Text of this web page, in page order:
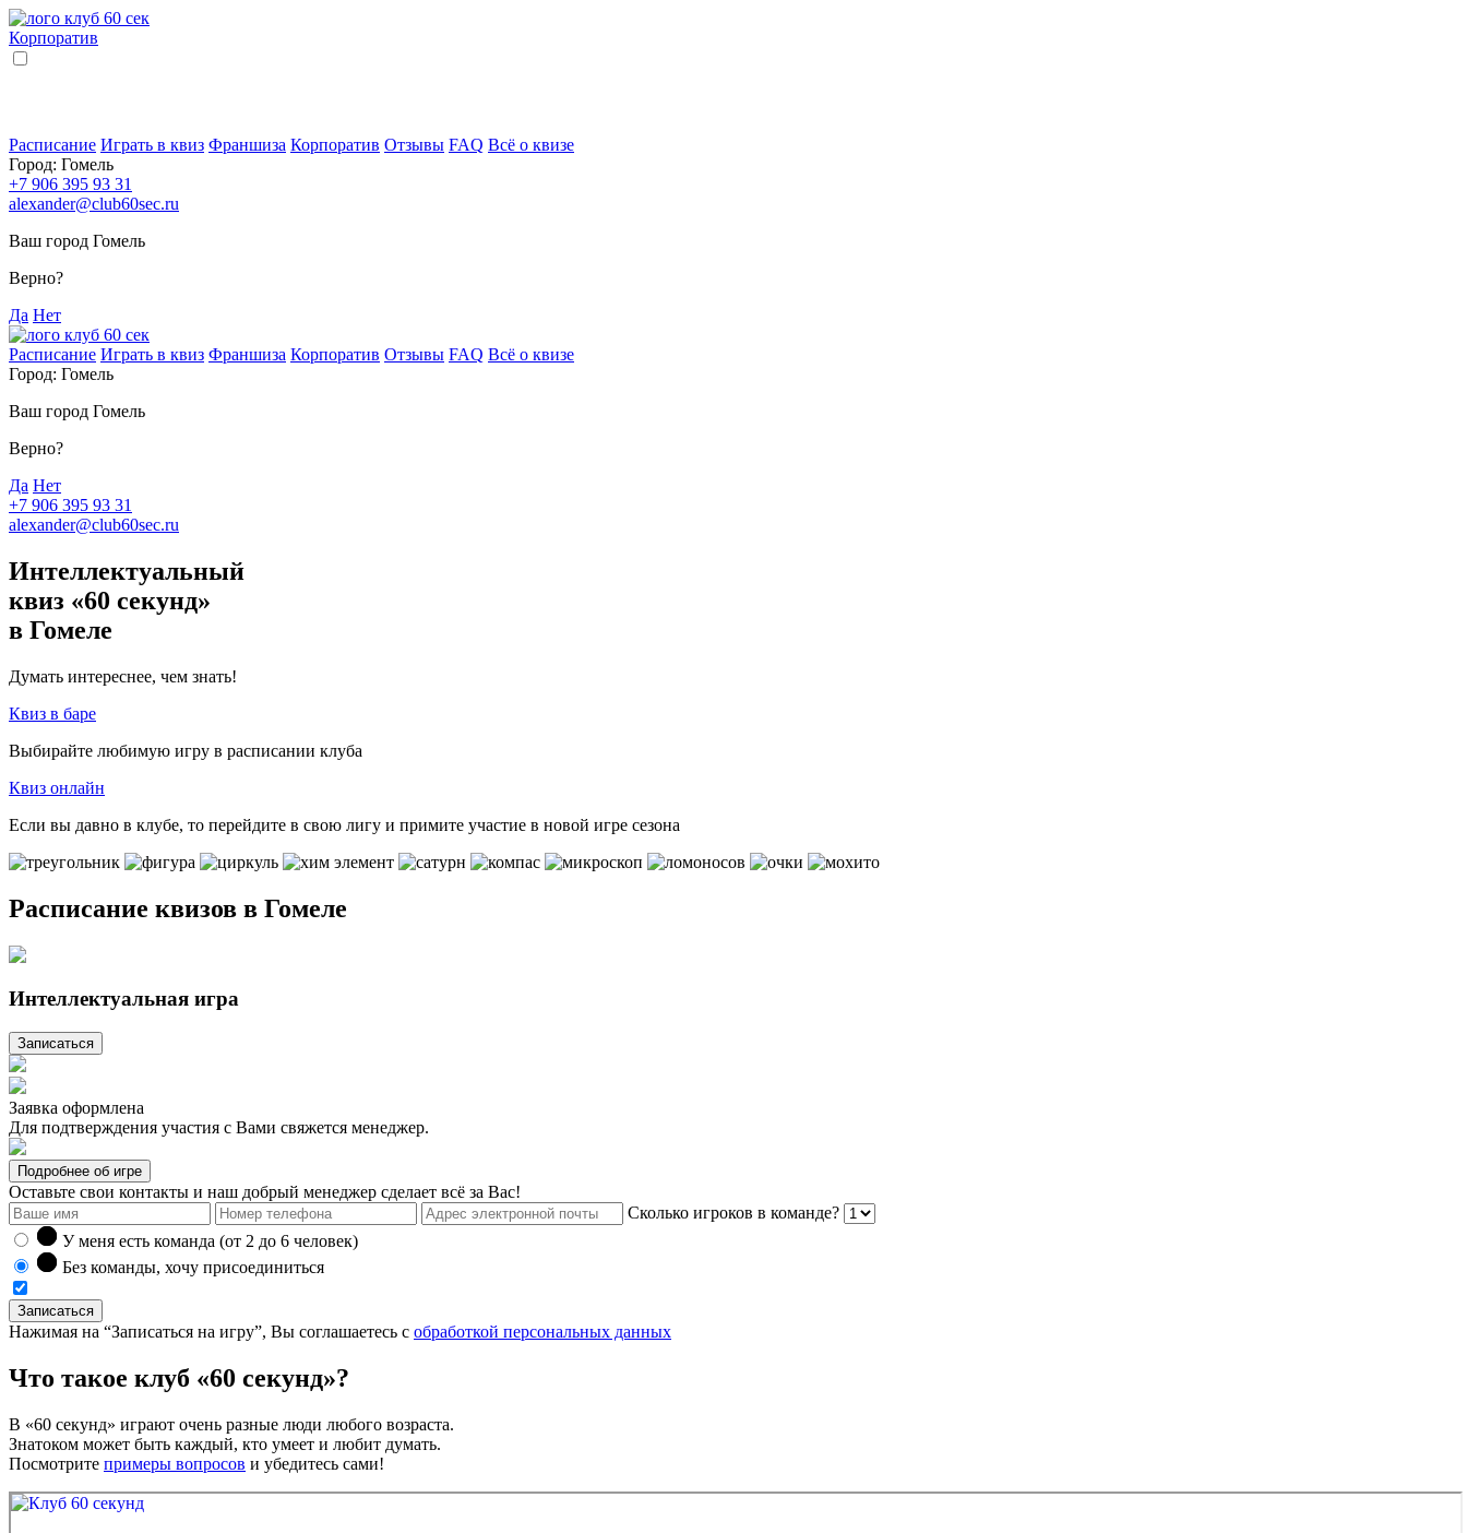
Корпоратив
Расписание Играть в квиз Франшиза Корпоратив Отзывы FAQ Всё о квизе
Город: Гомель
+7 906 395 93 31
alexander@club60sec.ru
Ваш город Гомель
Верно?
Да Нет
Расписание Играть в квиз Франшиза Корпоратив Отзывы FAQ Всё о квизе
Город: Гомель
Ваш город Гомель
Верно?
Да Нет
+7 906 395 93 31
alexander@club60sec.ru
Интеллектуальный
квиз «60 секунд»
в Гомеле
Думать интереснее, чем знать!
Квиз в баре
Выбирайте любимую игру в расписании клуба
Квиз онлайн
Если вы давно в клубе, то перейдите в свою лигу и примите участие в новой игре сезона
Расписание квизов в Гомеле
Интеллектуальная игра
Записаться
Заявка оформлена
Для подтверждения участия с Вами свяжется менеджер.
Подробнее об игре
Оставьте свои контакты и наш добрый менеджер сделает всё за Вас!
Сколько игроков в команде?
У меня есть команда (от 2 до 6 человек)
Без команды, хочу присоединиться
Записаться
Нажимая на “Записаться на игру”, Вы соглашаетесь с обработкой персональных данных
Что такое клуб «60 секунд»?
В «60 секунд» играют очень разные люди любого возраста.
Знатоком может быть каждый, кто умеет и любит думать.
Посмотрите примеры вопросов и убедитесь сами!